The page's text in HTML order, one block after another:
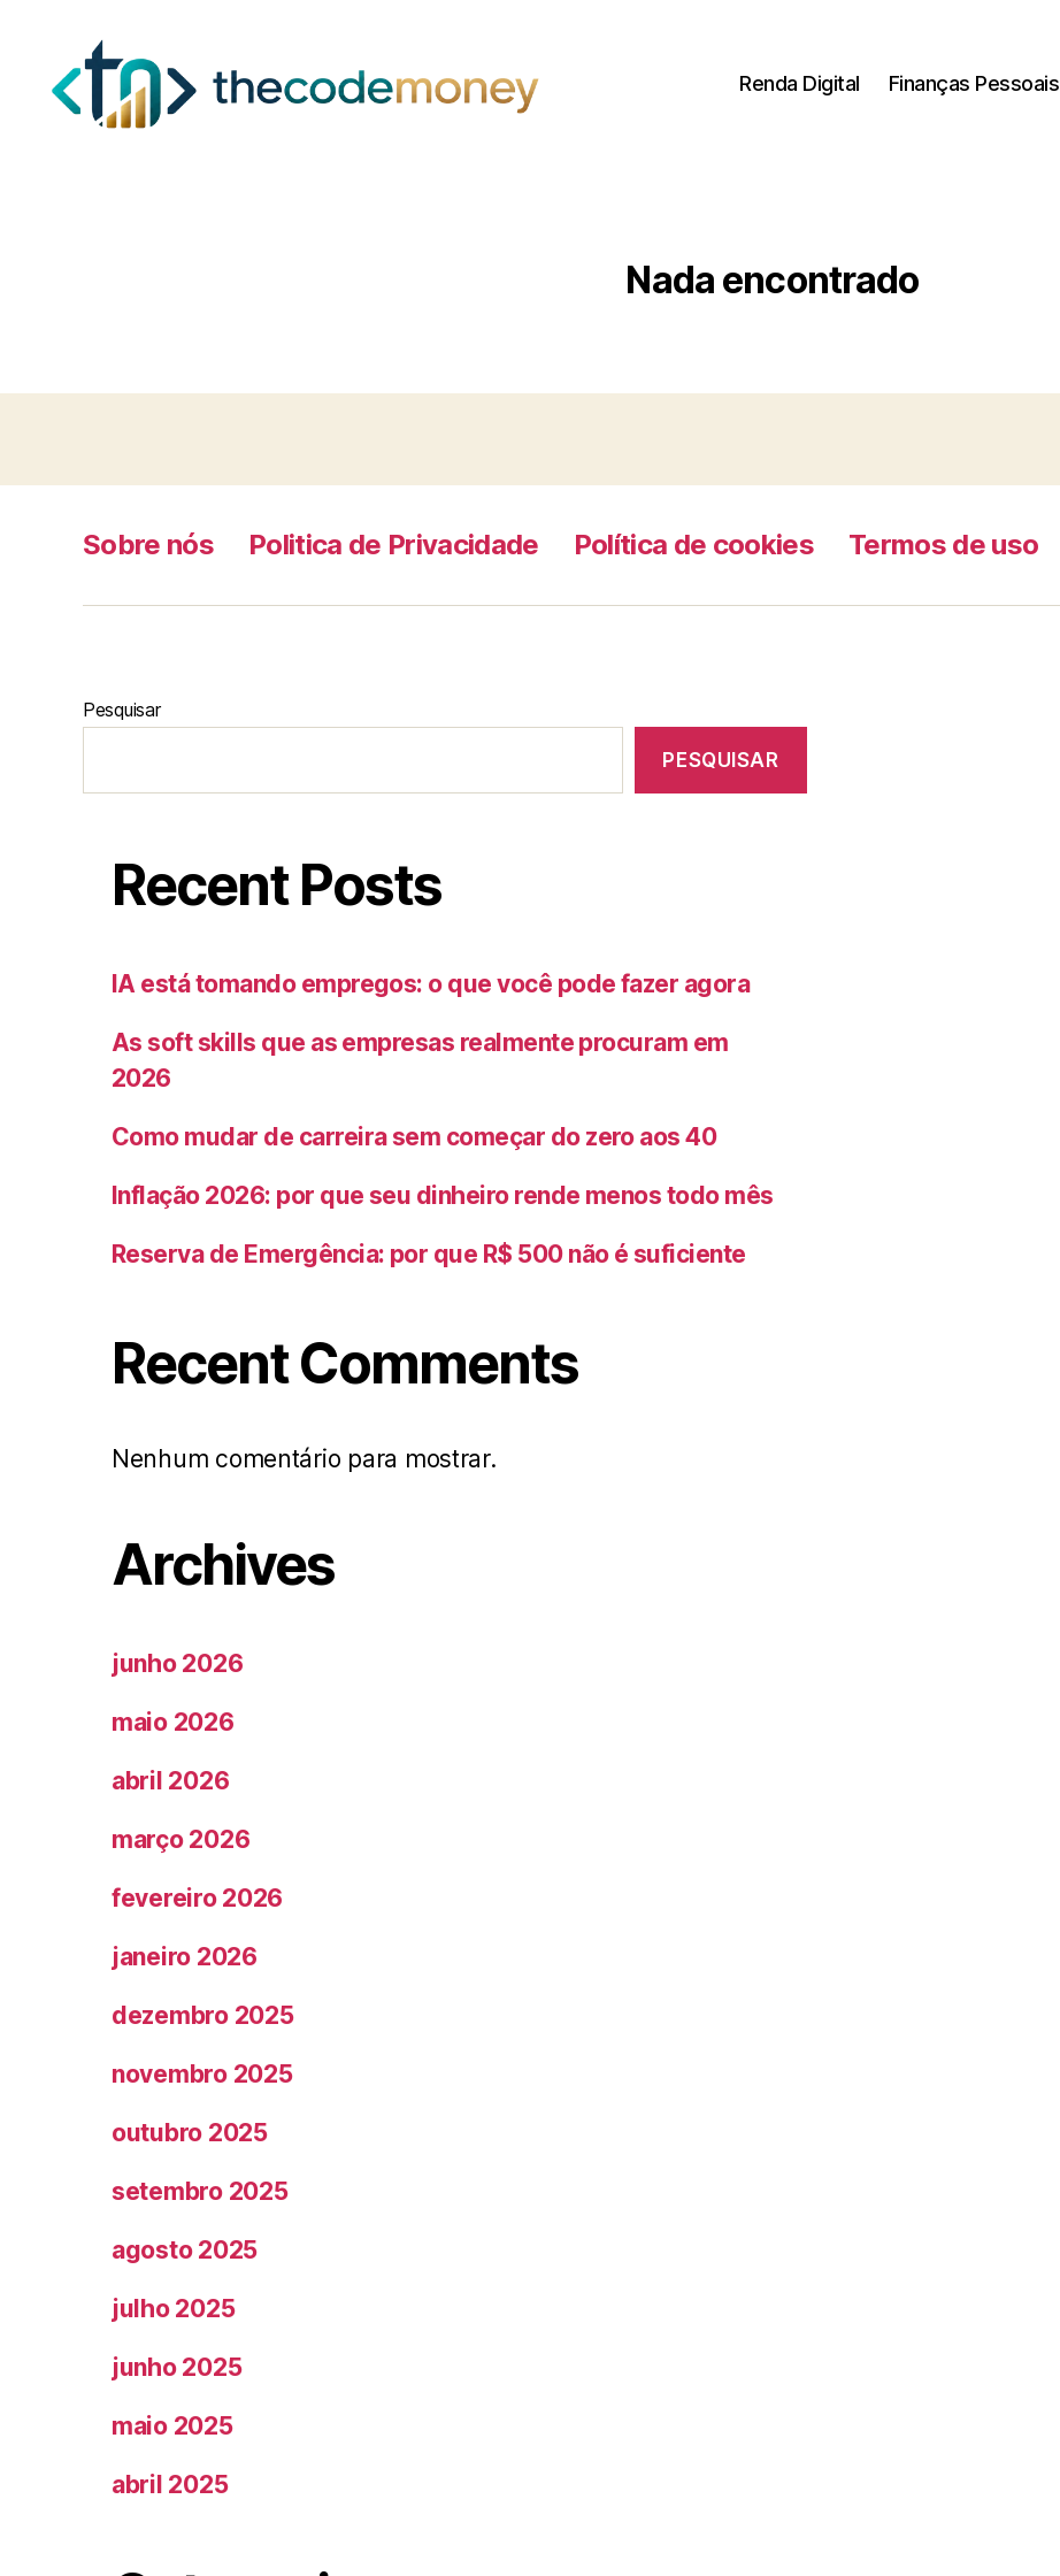
Renda Digital Finanças Pessoais
Nada encontrado
Sobre nós Politica de Privacidade Política de cookies Termos de uso
Pesquisar
PESQUISAR
Recent Posts
IA está tomando empregos: o que você pode fazer agora
As soft skills que as empresas realmente procuram em
2026
Como mudar de carreira sem começar do zero aos 40
Inflação 2026: por que seu dinheiro rende menos todo mês
Reserva de Emergência: por que R$ 500 não é suficiente
Recent Comments
Nenhum comentário para mostrar.
Archives
junho 2026
maio 2026
abril 2026
março 2026
fevereiro 2026
janeiro 2026
dezembro 2025
novembro 2025
outubro 2025
setembro 2025
agosto 2025
julho 2025
junho 2025
maio 2025
abril 2025